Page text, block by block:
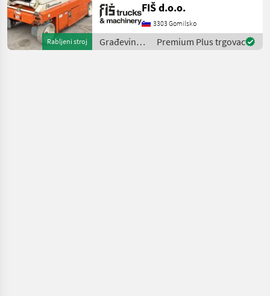
Rabljeni stroj
WORKING HEIGHT 9.75M
CAPACITY 230KG
TRANSPORT DIMENSIONS
230X122X230CM TOP CON
FIŠ d.o.o.
3303 Gomilsko
Građevinski
strojevi /
Premium Plus trgovac